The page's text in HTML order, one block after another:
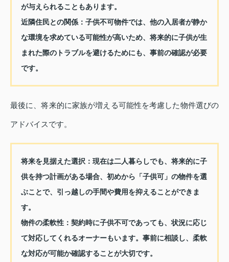
が与えられることもあります。
近隣住民との関係： 子供不可物件では、他の入居者が静か
な環境を求めている可能性が高いため、将来的に子供が生
まれた際のトラブルを避けるためにも、事前の確認が必要
です。
最後に、将来的に家族が増える可能性を考慮した物件選びの
アドバイスです。
将来を見据えた選択： 現在は二人暮らしでも、将来的に子
供を持つ計画がある場合、初めから「子供可」の物件を選
ぶことで、引っ越しの手間や費用を抑えることができま
す。
物件の柔軟性： 契約時に子供不可であっても、状況に応じ
て対応してくれるオーナーもいます。事前に相談し、柔軟
な対応が可能か確認することが大切です。